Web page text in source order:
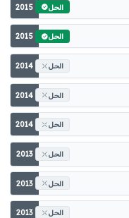
2015 الحل
2015 الحل
2014 الحل
2014 الحل
2014 الحل
2013 الحل
2013 الحل
2013 الحل